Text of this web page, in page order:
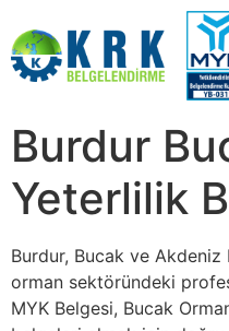
Burdur
Yeterlilik
Burdur, Bucak ve
orman sektöründeki
MYK Belgesi, Bucak